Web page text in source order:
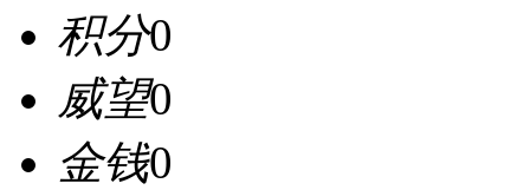
积分0
威望0
金钱0